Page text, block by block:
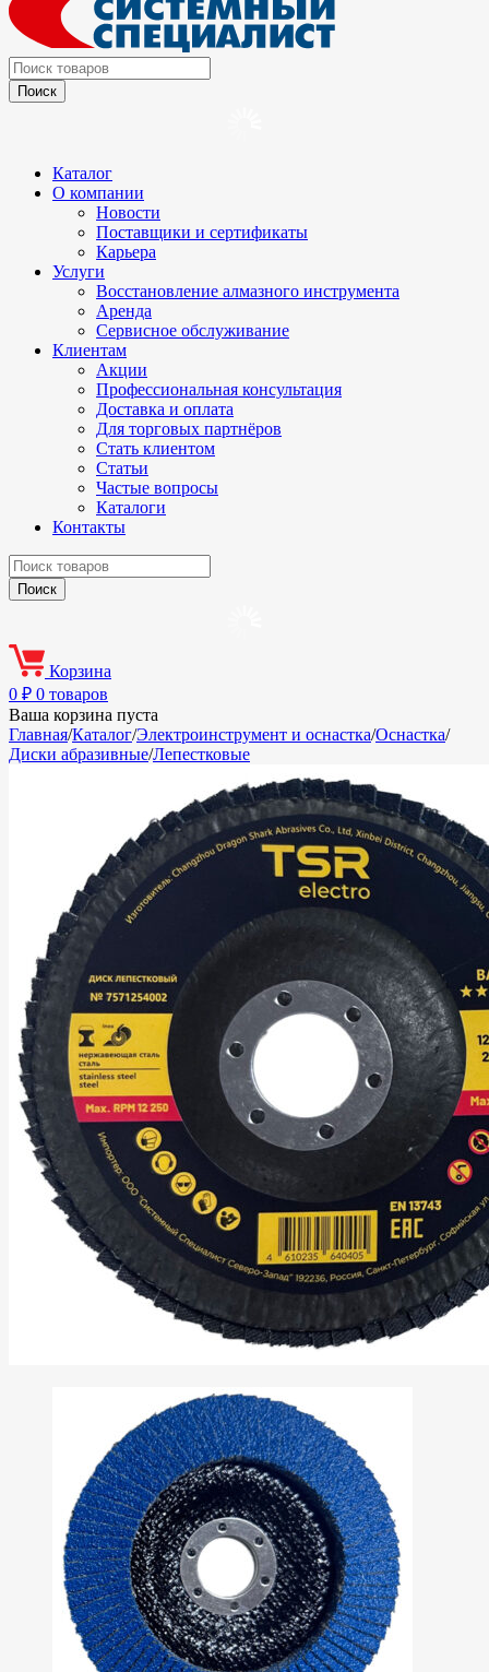
Каталог
О компании
Новости
Поставщики и сертификаты
Карьера
Услуги
Восстановление алмазного инструмента
Аренда
Сервисное обслуживание
Клиентам
Акции
Профессиональная консультация
Доставка и оплата
Для торговых партнёров
Стать клиентом
Статьи
Частые вопросы
Каталоги
Контакты
Корзина
0 ₽ 0 товаров
Ваша корзина пуста
Главная/Каталог/Электроинструмент и оснастка/Оснастка/
Диски абразивные/Лепестковые